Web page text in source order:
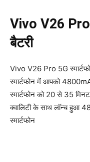
Vivo V26 Pro
बैटरी
Vivo V26 Pro 5G
स्मार्टफोन में आपको
स्मार्टफोन को 20 से 35
क्वालिटी के साथ लॉन्च हुआ
स्मार्टफोन